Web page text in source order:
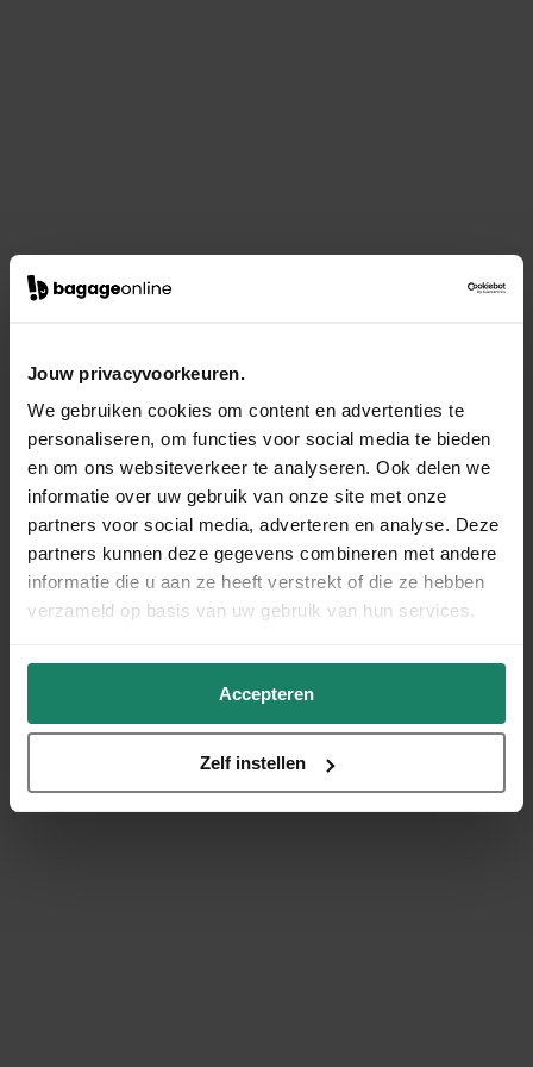
Jouw privacyvoorkeuren.
We gebruiken cookies om content en advertenties te
personaliseren, om functies voor social media te bieden
en om ons websiteverkeer te analyseren. Ook delen we
informatie over uw gebruik van onze site met onze
partners voor social media, adverteren en analyse. Deze
partners kunnen deze gegevens combineren met andere
informatie die u aan ze heeft verstrekt of die ze hebben
verzameld op basis van uw gebruik van hun services.
Accepteren
Zelf instellen